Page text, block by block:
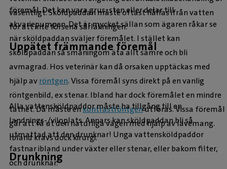
väsentligt. Sköldpaddan måste oftast hållas ifrån vatten
för att inte försena sårläkningen.
Uppätet främmande föremål
föremål. Det kan vara grus, sten eller delar till
akvariepumpen. Det är mycket sällan som ägaren råkar se
när sköldpaddan sväljer föremålet. I stället kan
sköldpaddan så småningom äta allt sämre och bli
avmagrad. Hos veterinär kan då orsaken upptäckas med
hjälp avröntgen. Vissa föremål syns direkt på en vanlig
röntgenbild, ex stenar. Ibland har dock föremålet en mindre
täthet. Då måste enkontraströntgenutföras. Vissa föremål
går att få ut den naturliga vägen med hjälp av lavemang.
Ibland krävs dock kirurgi.
Drunkning
Alla vattensköldpaddor måste ha tillgång till en
landnings-/viloplats. Annars kan sköldpaddan bli så
utmattad att den drunknar! Unga vattensköldpaddor
fastnar ibland under växter eller stenar, eller bakom filter,
och drunknar.